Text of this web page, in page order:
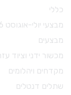
כללי
מבצעי יולי-אוגוסט 2026
מבצעים
מכשור ידני וציוד
מקדחים ויהלומים
שתלים דנטלים